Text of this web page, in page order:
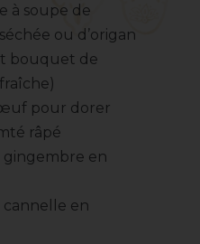
à soupe de
ou d’origan
bouquet de
pour dorer
râpé
gingembre en
cannelle en